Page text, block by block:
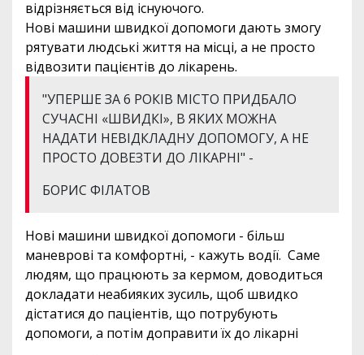
відрізняється від існуючого.
Нові машини швидкої допомоги дають змогу
рятувати людські життя на місці, а не просто
відвозити пацієнтів до лікарень.
"УПЕРШЕ ЗА 6 РОКІВ МІСТО ПРИДБАЛО
СУЧАСНІ «ШВИДКІ», В ЯКИХ МОЖНА
НАДАТИ НЕВІДКЛАДНУ ДОПОМОГУ, А НЕ
ПРОСТО ДОВЕЗТИ ДО ЛІКАРНІ" -
БОРИС ФІЛАТОВ
Нові машини швидкої допомоги - більш
маневрові та комфортні, - кажуть водії. Саме
людям, що працюють за кермом, доводиться
докладати неабияких зусиль, щоб швидко
дістатися до паціентів, що потрубують
допомоги, а потім доправити їх до лікарні